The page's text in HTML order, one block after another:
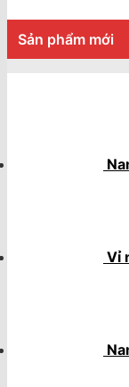
Sản phẩm mới
Vỉ